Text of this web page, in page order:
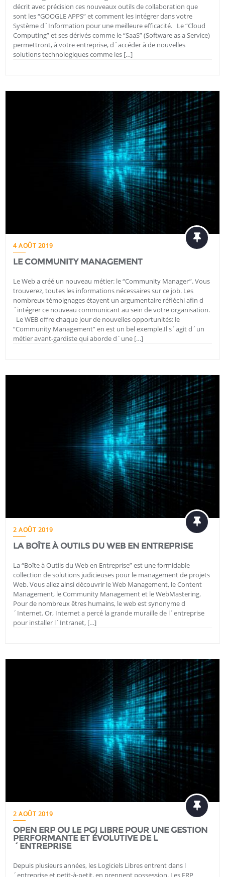
décrit avec précision ces nouveaux outils de collaboration que
sont les “GOOGLE APPS” et comment les intégrer dans votre
Système d´Information pour une meilleure efficacité. Le “Cloud
Computing” et ses dérivés comme le “SaaS” (Software as a Service)
permettront, à votre entreprise, d´accéder à de nouvelles
solutions technologiques comme les […]
4 AOÛT 2019
LE COMMUNITY MANAGEMENT
Le Web a créé un nouveau métier: le “Community Manager”. Vous
trouverez, toutes les informations nécessaires sur ce job. Les
nombreux témoignages étayent un argumentaire réfléchi afin d
´intégrer ce nouveau communicant au sein de votre organisation.
Le WEB offre chaque jour de nouvelles opportunités: le
“Community Management” en est un bel exemple.Il s´agit d´un
métier avant-gardiste qui aborde d´une […]
2 AOÛT 2019
LA BOÎTE À OUTILS DU WEB EN ENTREPRISE
La “Boîte à Outils du Web en Entreprise” est une formidable
collection de solutions judicieuses pour le management de projets
Web. Vous allez ainsi découvrir le Web Management, le Content
Management, le Community Management et le WebMastering.
Pour de nombreux êtres humains, le web est synonyme d
´Internet. Or, Internet a percé la grande muraille de l´entreprise
pour installer l´Intranet, […]
2 AOÛT 2019
OPEN ERP OU LE PGI LIBRE POUR UNE GESTION
PERFORMANTE ET ÉVOLUTIVE DE L
´ENTREPRISE
Depuis plusieurs années, les Logiciels Libres entrent dans l
´entreprise et petit-à-petit, en prennent possession. Les ERP